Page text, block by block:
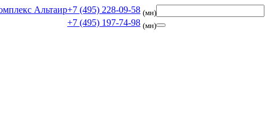
+7 (495) 228-09-58 (мн)
+7 (495) 197-74-98 (мн)